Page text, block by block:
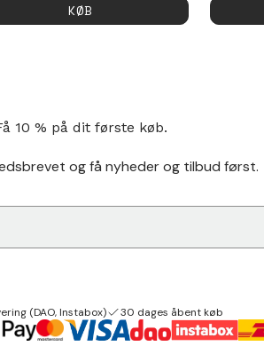
KØB
10 % på dit første køb.
og få nyheder og tilbud først.
(DAO, Instabox) 30 dages åbent køb